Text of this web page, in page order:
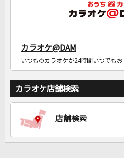
カラオケ@DAM
いつものカラオケが24時間いつでもお
カラオケ店舗検索
店舗検索